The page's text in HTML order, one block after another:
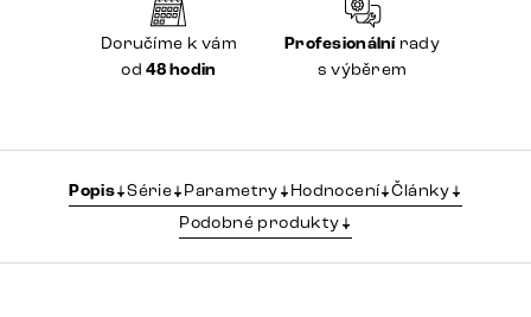
Doručíme k vám
od48 hodin
Profesionálnírady
s výběrem
Popis Série Parametry Hodnocení Články
Podobné produkty